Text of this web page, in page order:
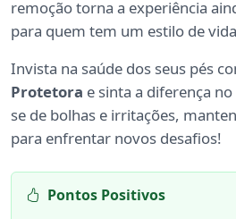
remoção torna a experiência
para quem tem um estilo de
Invista na saúde dos seus pés
Protetora e sinta a diferença
se de bolhas e irritações,
para enfrentar novos desafios!
Pontos Positivos